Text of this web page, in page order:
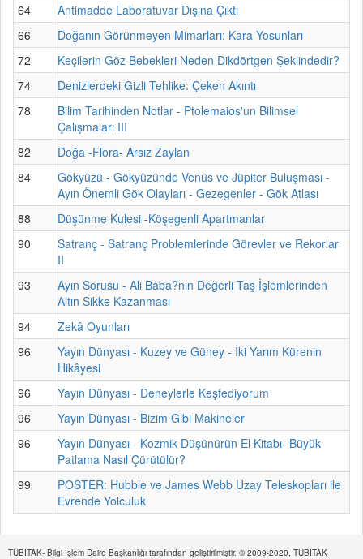
64
Antimadde Laboratuvar Dışına Çıktı
66
Doğanın Görünmeyen Mimarları: Kara Yosunları
72
Keçilerin Göz Bebekleri Neden Dikdörtgen Şeklindedir?
74
Denizlerdeki Gizli Tehlike: Çeken Akıntı
78
Bilim Tarihinden Notlar - Ptolemaios'un Bilimsel
Çalışmaları III
82
Doğa -Flora- Arsız Zaylan
84
Gökyüzü - Gökyüzünde Venüs ve Jüpiter Buluşması -
Ayın Önemli Gök Olayları - Gezegenler - Gök Atlası
88
Düşünme Kulesi -Köşegenli Apartmanlar
90
Satranç - Satranç Problemlerinde Görevler ve Rekorlar
II
93
Ayın Sorusu - Ali Baba?nın Değerli Taş İşlemlerinden
Altın Sikke Kazanması
94
Zekâ Oyunları
96
Yayın Dünyası - Kuzey ve Güney - İki Yarım Kürenin
Hikâyesi
96
Yayın Dünyası - Deneylerle Keşfediyorum
96
Yayın Dünyası - Bizim Gibi Makineler
96
Yayın Dünyası - Kozmik Düşünürün El Kitabı- Büyük
Patlama Nasıl Çürütülür?
99
POSTER: Hubble ve James Webb Uzay Teleskopları ile
Evrende Yolculuk
TÜBİTAK- Bilgi İşlem Daire Başkanlığı tarafından geliştirilmiştir. © 2009-2020, TÜBİTAK